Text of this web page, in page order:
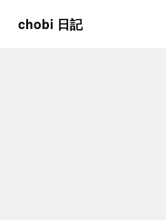
chobi 日記